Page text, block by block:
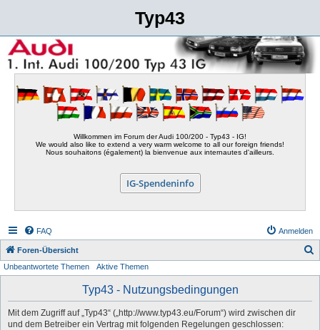
Typ43
Willkommen im Forum der Audi 100/200 - Typ43 - IG!
We would also like to extend a very warm welcome to all our foreign friends!
Nous souhaitons (également) la bienvenue aux internautes d'ailleurs.
IG-Spendeninfo
FAQ Anmelden
Foren-Übersicht
Unbeantwortete Themen Aktive Themen
Typ43 - Nutzungsbedingungen
Mit dem Zugriff auf „Typ43“ („http://www.typ43.eu/Forum“) wird zwischen dir
und dem Betreiber ein Vertrag mit folgenden Regelungen geschlossen: